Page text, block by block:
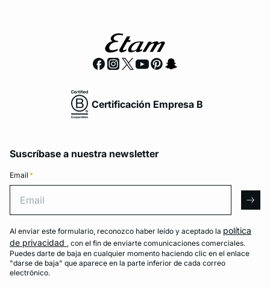
Certificación Empresa B
Suscríbase a nuestra newsletter
Email *
Al enviar este formulario, reconozco haber leído y aceptado la política
de privacidad , con el fin de enviarte comunicaciones comerciales.
Puedes darte de baja en cualquier momento haciendo clic en el enlace
"darse de baja" que aparece en la parte inferior de cada correo
electrónico.